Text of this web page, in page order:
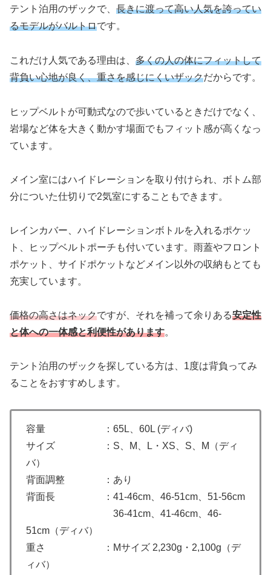
テント泊用のザックで、 長きに渡って高い人気を誇ってい
るモデルがバルトロです。
これだけ人気である理由は、 多くの人の体にフィットして
背負い心地が良く、重さを感じにくいザックだからです。
ヒップベルトが可動式なので歩いているときだけでなく、
岩場など体を大きく動かす場面でもフィット感が高くなっ
ています。
メイン室にはハイドレーションを取り付けられ、ボトム部
分についた仕切りで2気室にすることもできます。
レインカバー、ハイドレーションボトルを入れるポケッ
ト、ヒップベルトポーチも付いています。雨蓋やフロント
ポケット、サイドポケットなどメイン以外の収納もとても
充実しています。
価格の高さはネックですが、それを補って余りある安定性
と体への一体感と利便性があります。
テント泊用のザックを探している方は、1度は背負ってみ
ることをおすすめします。
容量 ：65L、60L (ディバ)
サイズ ：S、M、L・XS、S、M（ディ
バ）
背面調整 ：あり
背面長 ：41-46cm、46-51cm、51-56cm
36-41cm、41-46cm、46-
51cm（ディバ）
重さ ：Mサイズ 2,230g・2,100g（デ
ィバ）